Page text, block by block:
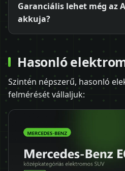
Garanciális lehet még az
akkuja?
Hasonló
Szintén népszerű, hasonló
felmérését vállaljuk: